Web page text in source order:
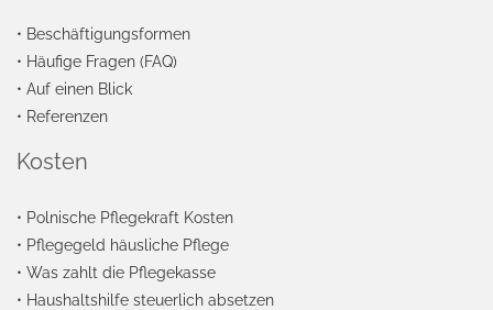
• Beschäftigungsformen
• Häufige Fragen (FAQ)
• Auf einen Blick
• Referenzen
Kosten
• Polnische Pflegekraft Kosten
• Pflegegeld häusliche Pflege
• Was zahlt die Pflegekasse
• Haushaltshilfe steuerlich absetzen